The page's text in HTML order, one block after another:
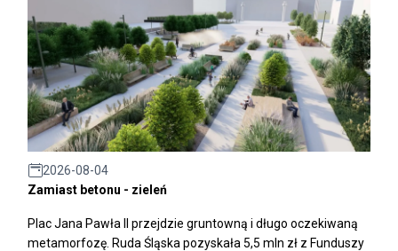
2026-08-04
Zamiast betonu - zieleń
Plac Jana Pawła II przejdzie gruntowną i długo oczekiwaną
metamorfozę. Ruda Śląska pozyskała 5,5 mln zł z Funduszy